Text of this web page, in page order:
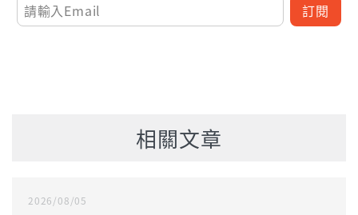
訂閱
相關文章
2026/08/05